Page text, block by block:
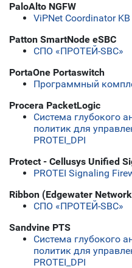
PaloAlto NGFW
ViPNet Coordinator
Patton SmartNode eSBC
СПО «ПРОТЕЙ-SBC»
PortaOne Portaswitch
Программный
Procera PacketLogic
Система глубокого
политик для
PROTEI_DPI
Protect - Cellusys Unified
PROTEI Signaling
Ribbon (Edgewater
СПО «ПРОТЕЙ-SBC»
Sandvine PTS
Система глубокого
политик для
PROTEI_DPI